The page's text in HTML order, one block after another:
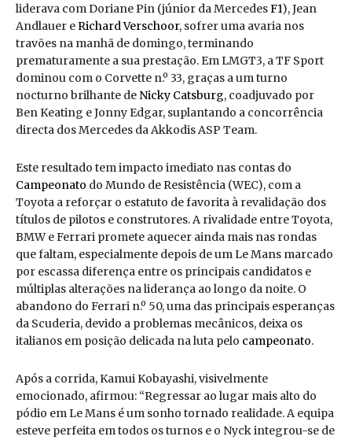
liderava com Doriane Pin (júnior da MercedesF1), Jean
Andlauer eRichard Verschoor, sofrer uma avaria nos
travões na manhã de domingo, terminando
prematuramente a sua prestação. Em LMGT3, a TF Sport
dominou com o Corvette n.º 33, graças a um turno
nocturno brilhante de Nicky Catsburg, coadjuvado por
Ben Keating e Jonny Edgar, suplantando a concorrência
directa dos Mercedes da Akkodis ASP Team.
Este resultado tem impacto imediato nas contas do
Campeonato do Mundo de Resistência (WEC), com a
Toyota a reforçar o estatuto de favorita à revalidação dos
títulos de pilotos e construtores. A rivalidade entre Toyota,
BMW e Ferrari promete aquecer ainda mais nas rondas
que faltam, especialmente depois de um Le Mans marcado
por escassa diferença entre os principais candidatos e
múltiplas alterações na liderança ao longo da noite. O
abandono do Ferrari n.º 50, uma das principais esperanças
da Scuderia, devido a problemas mecânicos, deixa os
italianos em posição delicada na luta pelo campeonato.
Após a corrida, Kamui Kobayashi, visivelmente
emocionado, afirmou: “Regressar ao lugar mais alto do
pódio em Le Mans é um sonho tornado realidade. A equipa
esteve perfeita em todos os turnos e o Nyck integrou-se de